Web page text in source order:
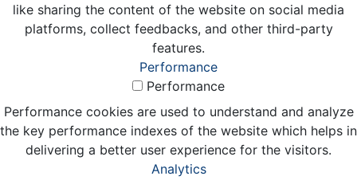
like sharing the content of the website on social media
platforms, collect feedbacks, and other third-party
features.
Performance
Performance
Performance cookies are used to understand and analyze
the key performance indexes of the website which helps in
delivering a better user experience for the visitors.
Analytics